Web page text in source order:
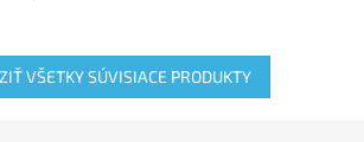
VŠETKY SÚVISIACE PRODUKTY